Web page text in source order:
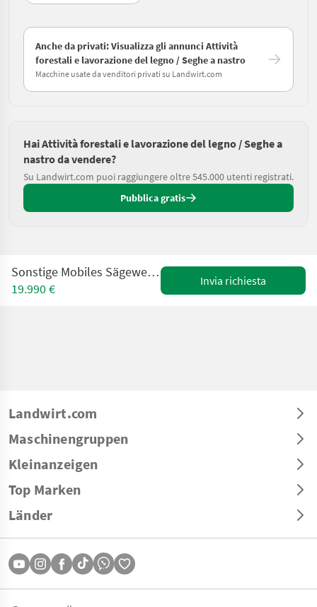
Anche da privati: Visualizza gli annunci Attività
forestali e lavorazione del legno / Seghe a nastro
Macchine usate da venditori privati su Landwirt.com
Hai Attività forestali e lavorazione del legno / Seghe a
nastro da vendere?
Su Landwirt.com puoi raggiungere oltre 545.000 utenti registrati.
Pubblica gratis
Sonstige Mobiles Sägewerk LT15 Wide Woodmizer gebraucht
19.990 €
Invia richiesta
Landwirt.com
Maschinengruppen
Kleinanzeigen
Top Marken
Länder